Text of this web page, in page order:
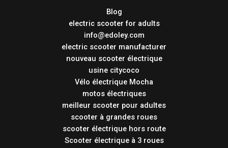
Blog
electric scooter for adults
info@edoley.com
electric scooter manufacturer
nouveau scooter électrique
usine citycoco
Vélo électrique Mocha
motos électriques
meilleur scooter pour adultes
scooter à grandes roues
scooter électrique hors route
Scooter électrique à 3 roues